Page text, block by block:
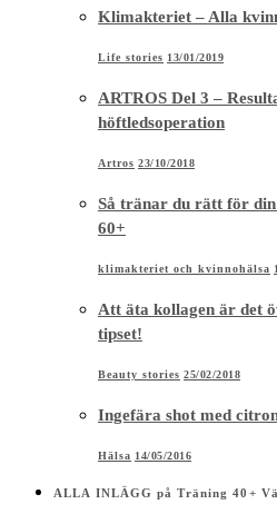
Klimakteriet – Alla
Life stories 13/01/2019
ARTROS Del 3 –
höftledsoperation
Artros 23/10/2018
Så tränar du rätt för
60+
klimakteriet och kvinnohälsa
Att äta kollagen är det
tipset!
Beauty stories 25/02/2018
Ingefära shot med
Hälsa 14/05/2016
ALLA INLÄGG på Träning 40+